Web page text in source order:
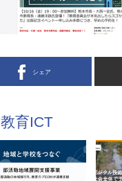
シェア
教育ICT